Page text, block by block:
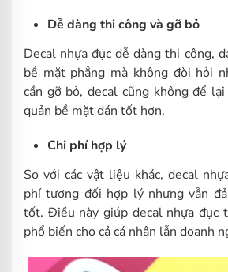
Dễ dàng thi công và gỡ bỏ
Decal nhựa đục dễ dàng thi công,
bề mặt phẳng mà không đòi hỏi
cần gỡ bỏ, decal cũng không để
quản bề mặt dán tốt hơn.
Chi phí hợp lý
So với các vật liệu khác, decal
phí tương đối hợp lý nhưng vẫn
tốt. Điều này giúp decal nhựa đục
phổ biến cho cả cá nhân lẫn doanh